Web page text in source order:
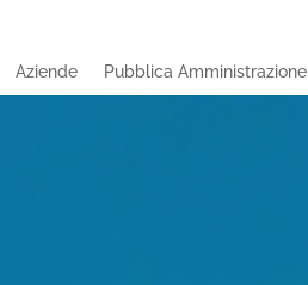
Aziende Pubblica Amministrazione